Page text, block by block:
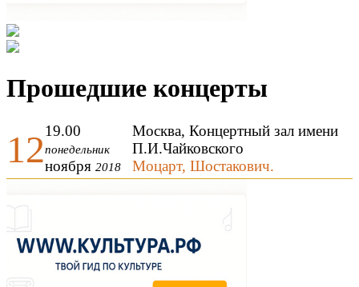
Прошедшие концерты
1219.00
понедельник
ноября 2018
Москва, Концертный зал имени
П.И.Чайковского
Моцарт, Шостакович.